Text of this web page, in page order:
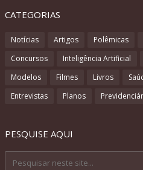
CATEGORIAS
Notícias Artigos Polêmicas
Concursos
Inteligência Artificial
Modelos
Filmes Livros
Entrevistas
Planos
PESQUISE AQUI